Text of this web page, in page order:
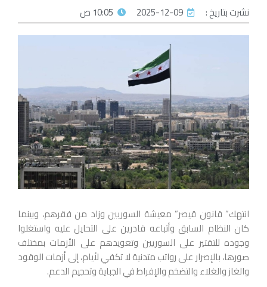
نشرت بتاريخ : 2025-12-09 10:05 ص
انتهك” قانون قيصر” معيشة السوريين وزاد من فقرهم، وبينما
كان النظام السابق وأتباعه قادرين على التحايل عليه واستغلوا
وجوده للتقتير على السوريين وتعويدهم على الأزمات بمختلف
صورها، بالإصرار على رواتب متدنية لا تكفي لأيام، إلى أزمات الوقود
والغاز والغلاء والتضخم والإفراط في الجباية وتحجيم الدعم.